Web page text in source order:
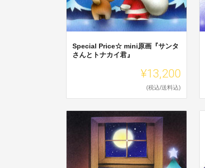
Special Price☆ mini原画『サンタ
さんとトナカイ君』
¥13,200
(税込/送料込)